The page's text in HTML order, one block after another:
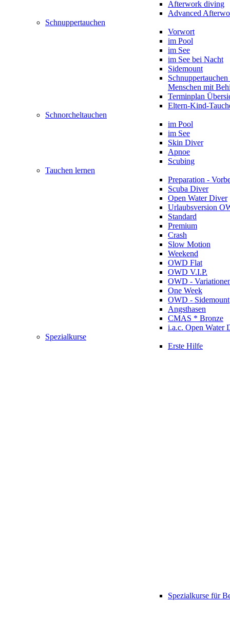
Afterwork diving
Advanced
Schnuppertauchen
Vorwort
im Pool
im See
im See bei Nacht
Sidemount
Menschen mit
Terminplan
Eltern-Kind-
Schnorcheltauchen
im Pool
im See
Skin Diver
Apnoe
Scubing
Tauchen lernen
Preparation -
Scuba Diver
Open Water Diver
Urlaubsversion
Standard
Premium
Crash
Slow Motion
Weekend
OWD Flat
OWD V.I.P.
OWD -
One Week
OWD - Sidemount
Angsthasen
CMAS * Bronze
i.a.c. Open Water
Spezialkurse
Erste Hilfe
Spezialkurse für